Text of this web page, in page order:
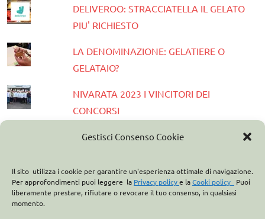
Gestisci Consenso Cookie
Il sito utilizza i cookie per garantire un'esperienza ottimale di navigazione.
Per approfondimenti puoi leggere la Privacy policye laCooki policy
Puoi
liberamente prestare, rifiutare o revocare il tuo consenso, in qualsiasi
momento.
DELIVEROO: STRACCIATELLA IL GELATO
PIU' RICHIESTO
LA DENOMINAZIONE: GELATIERE O
GELATAIO?
NIVARATA 2023 I VINCITORI DEI
CONCORSI
PRESENTATA LA GUIDA GELATERIE
ASSOCIAZIONE ITALIANA GELATIERI:
CASA OPTIMA PARTNER